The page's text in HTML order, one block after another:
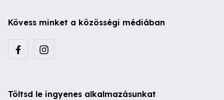
Kövess minket a közösségi médiában
Töltsd le ingyenes alkalmazásunkat